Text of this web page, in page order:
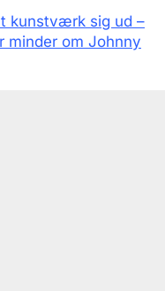
kunstværk sig ud –
om Johnny